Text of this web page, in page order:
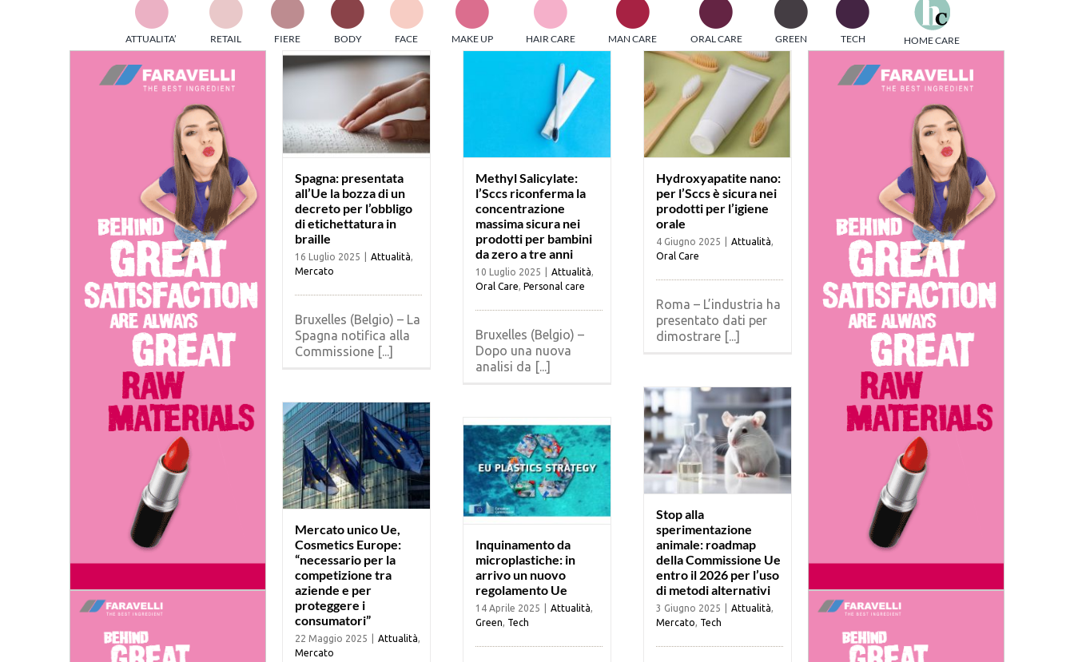
TESPI MEDIAGROUP racchiude un pool di società di comunicazione
ed editrici specializzate nell’informazione b2b. Edizioni Turbo, in
particolare, attraverso numerose riviste verticali, fornisce strumenti di
informazione che coinvolgono gli attori nei settori beauty, food,
technology, entertainment e sport.
Stay tuned!
LE RIVISTE
Scroll Down
ATTUALITA’ RETAIL FIERE BODY FACE MAKE UP HAIR CARE MAN CARE ORAL CARE GREEN TECH HOME CARE
Spagna: presentata
l’obbligo di
etichettatura in
braille
Spagna: presentata
all’Ue la bozza di un
decreto per l’obbligo
di etichettatura in
braille
16 Luglio 2025 Attualità
Mercato
Bruxelles (Belgio) – La
Spagna notifica alla
Commissione [...]
bambini da zero a
Methyl Salicylate:
l’Sccs riconferma la
concentrazione
massima sicura nei
prodotti per bambini
da zero a tre anni
10 Luglio 2025 Attualità
Oral Care Personal care
Bruxelles (Belgio) –
Dopo una nuova
analisi da [...]
Hydroxyapatite
per l’igiene orale
Hydroxyapatite nano:
per l’Sccs è sicura nei
prodotti per l’igiene
orale
4 Giugno 2025 Attualità
Oral Care
Roma – L’industria ha
presentato dati per
dimostrare [...]
della Commissione
Ue entro il 2026
per l’uso di metodi
alternativi
Stop alla
sperimentazione
animale: roadmap
della Commissione Ue
entro il 2026 per l’uso
di metodi alternativi
3 Giugno 2025 Attualità
Mercato
Tech
Mercato unico Ue,
Cosmetics Europe:
“necessario per la
competizione tra
aziende e per
proteggere i
consumatori”
Mercato unico Ue,
Cosmetics Europe:
“necessario per la
competizione tra
aziende e per
proteggere i
consumatori”
22 Maggio 2025 Attualità
Mercato
Inquinamento da
microplastiche: in
arrivo un nuovo
regolamento Ue
Inquinamento da
microplastiche: in
arrivo un nuovo
regolamento Ue
14 Aprile 2025 Attualità
Green
Tech